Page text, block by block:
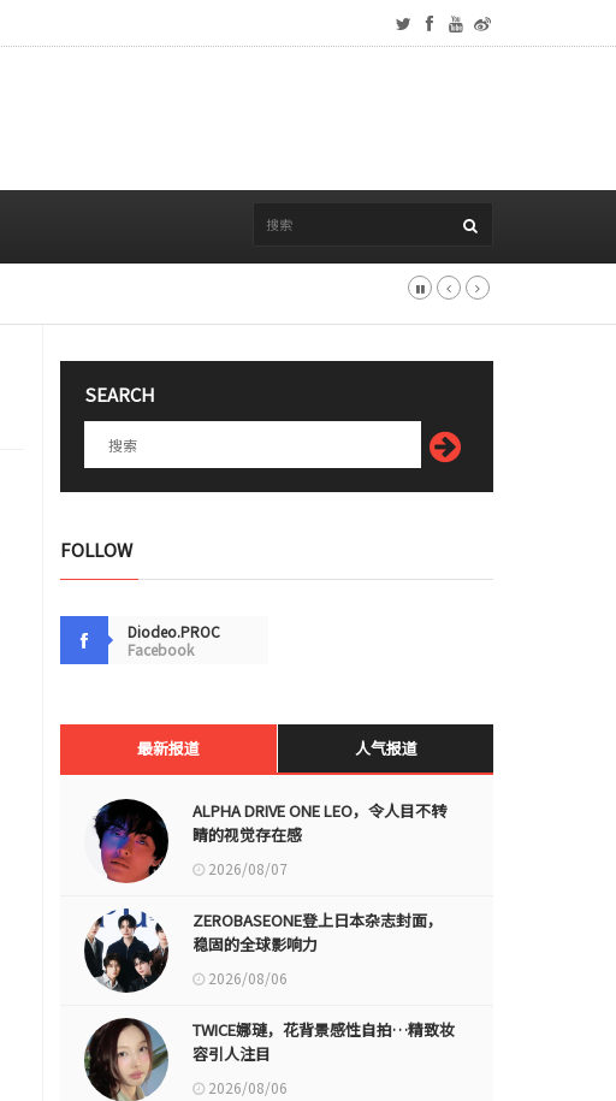
SEARCH
FOLLOW
Diodeo.PROC
Facebook
最新报道 人气报道
ALPHA DRIVE ONE LEO，令人目不转
睛的视觉存在感
2026/08/07
ZEROBASEONE登上日本杂志封面，
稳固的全球影响力
2026/08/06
TWICE娜璉，花背景感性自拍…精致妆
容引人注目
2026/08/06